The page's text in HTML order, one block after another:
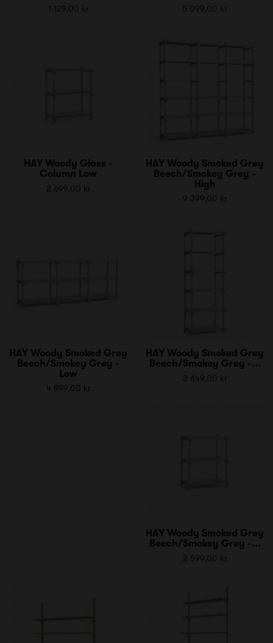
1 129,00 kr 5 099,00 kr
HAY Woody Glass -
Column Low
2 699,00 kr
HAY Woody Smoked Grey
Beech/Smokey Grey -
High
9 399,00 kr
HAY Woody Smoked Grey
Beech/Smokey Grey -
Low
4 899,00 kr
HAY Woody Smoked Grey
Beech/Smokey Grey -...
3 649,00 kr
HAY Woody Smoked Grey
Beech/Smokey Grey -...
2 599,00 kr